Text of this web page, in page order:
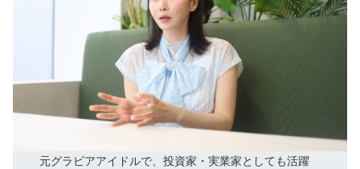
OWNERS.COM API利用規約
ログイン 会員登録
元グラビアアイドルで、投資家・実業家としても活躍